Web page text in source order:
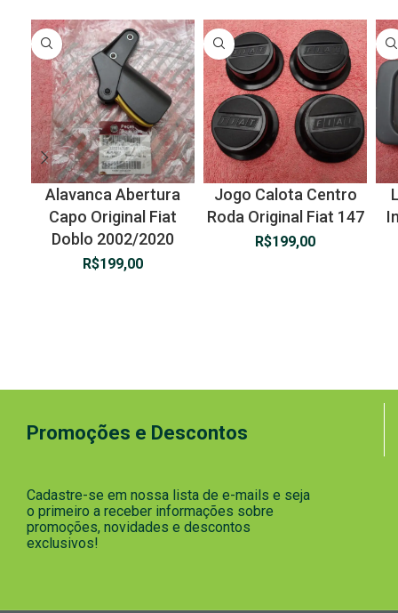
Alavanca Abertura
Capo Original Fiat
Doblo 2002/2020
R$199,00
Jogo Calota Centro
Roda Original Fiat 147
R$199,00
Promoções e Descontos
Cadastre-se em nossa lista de e-mails e seja
o primeiro a receber informações sobre
promoções, novidades e descontos
exclusivos!